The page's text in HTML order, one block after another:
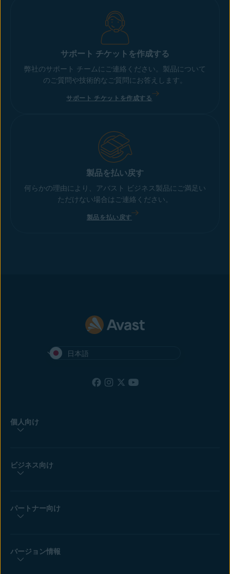
サポート チケットを作成する
弊社のサポート チームにご連絡ください。製品について
のご質問や技術的なご質問にお答えします。
サポート チケットを作成する
製品を払い戻す
何らかの理由により、アバスト ビジネス製品にご満足い
ただけない場合はご連絡ください。
製品を払い戻す
日本語
個人向け
ビジネス向け
パートナー向け
バージョン情報